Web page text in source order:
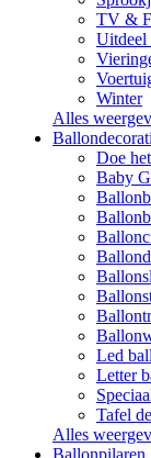
TV &
Uitdeel
Winter
Alles
Doe
Baby
Led
Letter
Tafel
Alles
Ballonpilaren